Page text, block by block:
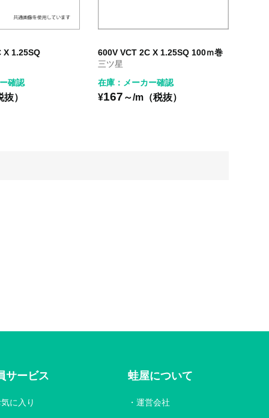
X 1.25SQ
確認
）
600V VCT 2C X 1.25SQ 100ｍ巻
三ツ星
在庫：メーカー確認
¥167 ～/m（税抜）
サービス
に入り
蛙屋について
運営会社